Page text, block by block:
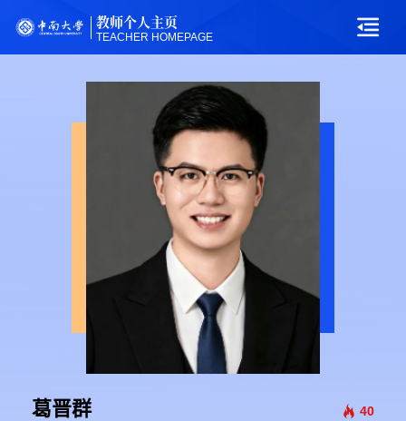
教师个人主页
TEACHER HOMEPAGE
葛晋群 40